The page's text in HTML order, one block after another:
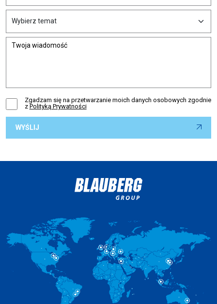
Zgadzam się na przetwarzanie moich danych osobowych zgodnie
z Polityką Prywatności